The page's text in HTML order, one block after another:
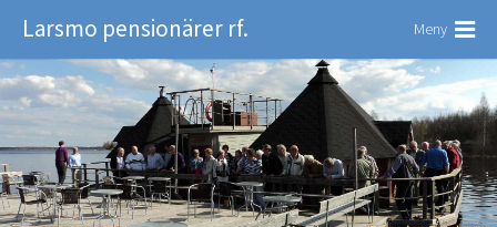
Larsmo pensionärer rf. Meny